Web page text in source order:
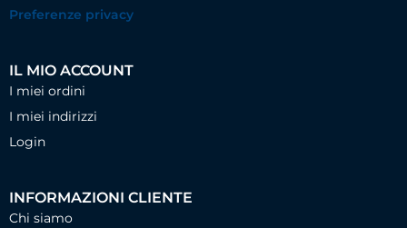
Preferenze privacy
IL MIO ACCOUNT
I miei ordini
I miei indirizzi
Login
INFORMAZIONI CLIENTE
Chi siamo